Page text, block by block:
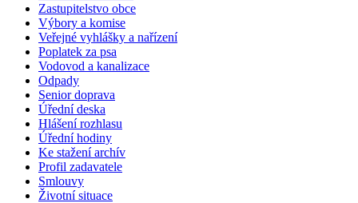
Zastupitelstvo obce
Výbory a komise
Veřejné vyhlášky a nařízení
Poplatek za psa
Vodovod a kanalizace
Odpady
Senior doprava
Úřední deska
Hlášení rozhlasu
Úřední hodiny
Ke stažení archív
Profil zadavatele
Smlouvy
Životní situace